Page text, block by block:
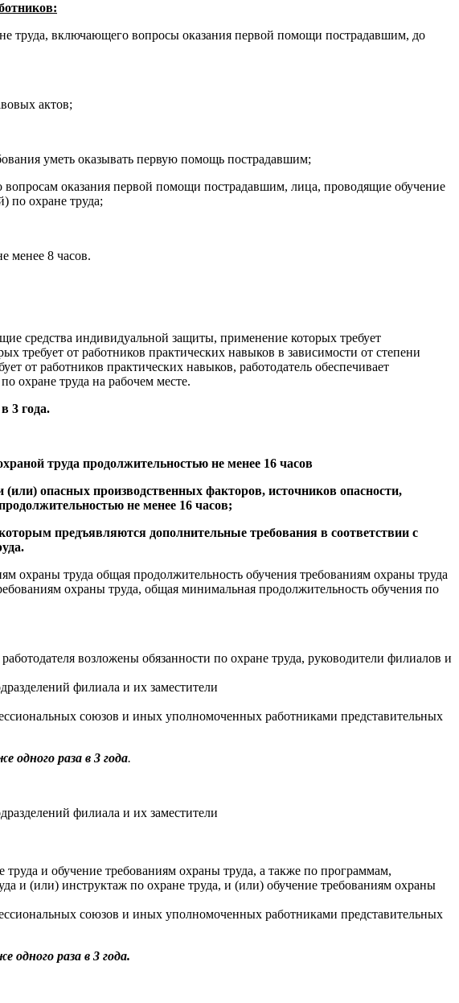
труда, включающего вопросы оказания первой помощи пострадавшим, до
актов;
уметь оказывать первую помощь пострадавшим;
вопросам оказания первой помощи пострадавшим, лица, проводящие обучение
по охране труда;
менее 8 часов.
средства индивидуальной защиты, применение которых требует
требует от работников практических навыков в зависимости от степени
от работников практических навыков, работодатель обеспечивает
охране труда на рабочем месте.
3 года.
труда продолжительностью не менее 16 часов
опасных производственных факторов, источников опасности,
не менее 16 часов;
предъявляются дополнительные требования в соответствии с
охраны труда общая продолжительность обучения требованиям охраны труда
охраны труда, общая минимальная продолжительность обучения по
возложены обязанности по охране труда, руководители филиалов и
филиала и их заместители
союзов и иных уполномоченных работниками представительных
одного раза в 3 года.
филиала и их заместители
и обучение требованиям охраны труда, а также по программам,
и (или) инструктаж по охране труда, и (или) обучение требованиям охраны
союзов и иных уполномоченных работниками представительных
одного раза в 3 года.